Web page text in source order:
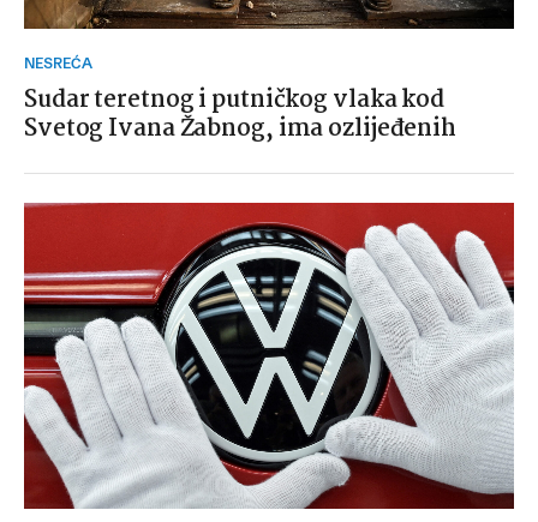
NESREĆA
Sudar teretnog i putničkog vlaka kod
Svetog Ivana Žabnog, ima ozlijeđenih